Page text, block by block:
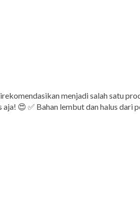
menjadi salah satu
😍 ✅ Bahan lembut dan halus dari